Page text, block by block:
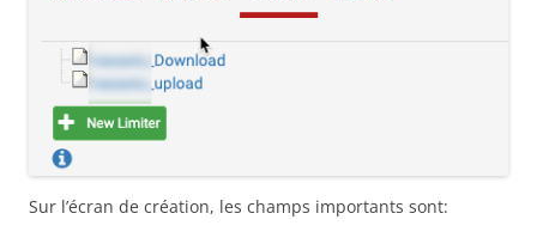
Sur l’écran de création, les champs importants sont: